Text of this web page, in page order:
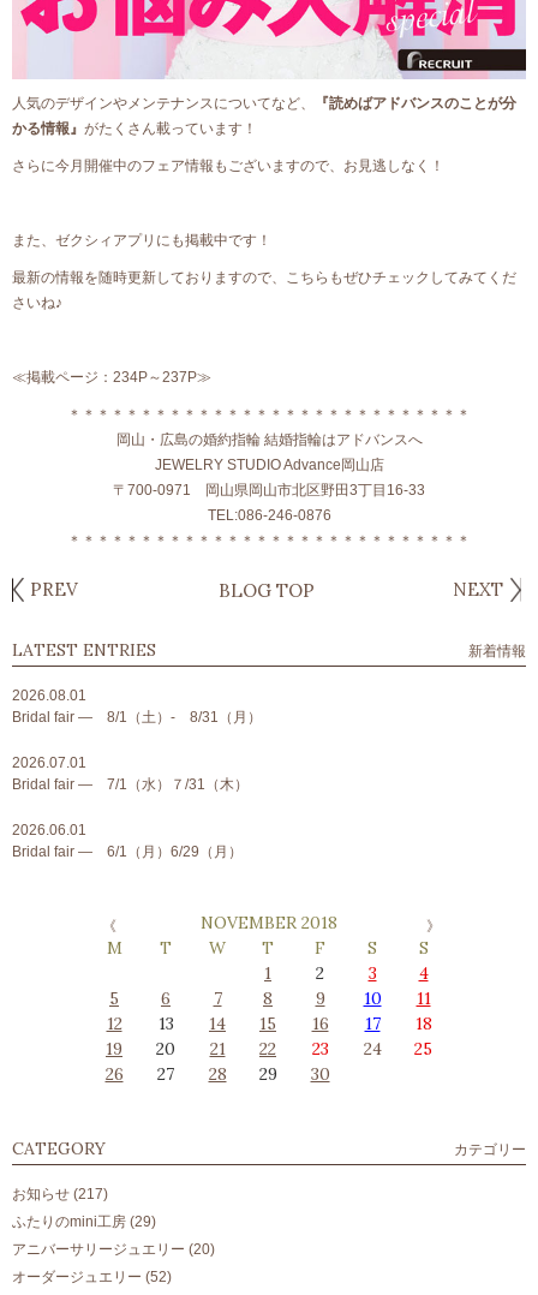
人気のデザインやメンテナンスについてなど、
『読めばアドバンスのことが分
かる情報』 がたくさん載っています！
さらに今月開催中のフェア情報もございますので、お見逃しなく！
また、ゼクシィアプリにも掲載中です！
最新の情報を随時更新しておりますので、こちらもぜひチェックしてみてくだ
さいね♪
≪掲載ページ：234P～237P≫
＊＊＊＊＊＊＊＊＊＊＊＊＊＊＊＊＊＊＊＊＊＊＊＊＊＊＊＊
岡山・広島の婚約指輪 結婚指輪はアドバンスへ
JEWELRY STUDIO Advance岡山店
〒700-0971 岡山県岡山市北区野田3丁目16-33
TEL:086-246-0876
＊＊＊＊＊＊＊＊＊＊＊＊＊＊＊＊＊＊＊＊＊＊＊＊＊＊＊＊
PREV BLOG TOP NEXT
LATEST ENTRIES 新着情報
2026.08.01
Bridal fair ― 8/1（土）- 8/31（月）
2026.07.01
Bridal fair ― 7/1（水）７/31（木）
2026.06.01
Bridal fair ― 6/1（月）6/29（月）
NOVEMBER 2018
M
T W T F S
S
1
2 3
4
5
6 7 8 9 10
11
12
13 14 15 16 17
18
19
20 21 22 23 24
25
26
27 28 29 30
CATEGORY カテゴリー
お知らせ (217)
ふたりのmini工房 (29)
アニバーサリージュエリー (20)
オーダージュエリー (52)